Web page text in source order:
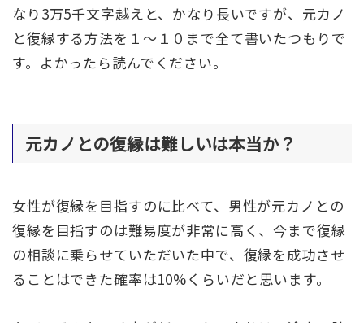
なり3万5千文字越えと、かなり長いですが、元カノ
と復縁する方法を１〜１０まで全て書いたつもりで
す。よかったら読んでください。
元カノとの復縁は難しいは本当か？
女性が復縁を目指すのに比べて、男性が元カノとの
復縁を目指すのは難易度が非常に高く、今まで復縁
の相談に乗らせていただいた中で、復縁を成功させ
ることはできた確率は10%くらいだと思います。